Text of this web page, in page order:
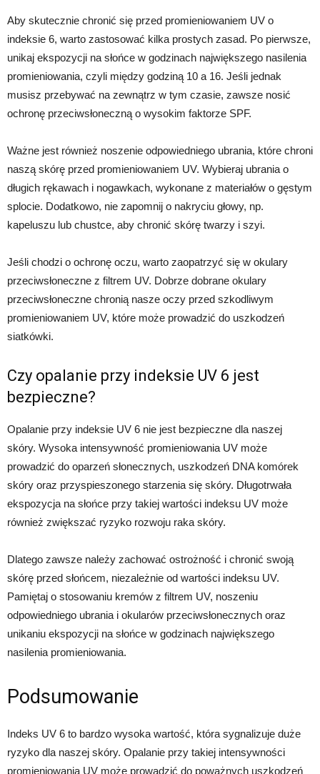
Aby skutecznie chronić się przed promieniowaniem UV o
indeksie 6, warto zastosować kilka prostych zasad. Po pierwsze,
unikaj ekspozycji na słońce w godzinach największego nasilenia
promieniowania, czyli między godziną 10 a 16. Jeśli jednak
musisz przebywać na zewnątrz w tym czasie, zawsze nosić
ochronę przeciwsłoneczną o wysokim faktorze SPF.
Ważne jest również noszenie odpowiedniego ubrania, które chroni
naszą skórę przed promieniowaniem UV. Wybieraj ubrania o
długich rękawach i nogawkach, wykonane z materiałów o gęstym
splocie. Dodatkowo, nie zapomnij o nakryciu głowy, np.
kapeluszu lub chustce, aby chronić skórę twarzy i szyi.
Jeśli chodzi o ochronę oczu, warto zaopatrzyć się w okulary
przeciwsłoneczne z filtrem UV. Dobrze dobrane okulary
przeciwsłoneczne chronią nasze oczy przed szkodliwym
promieniowaniem UV, które może prowadzić do uszkodzeń
siatkówki.
Czy opalanie przy indeksie UV 6 jest
bezpieczne?
Opalanie przy indeksie UV 6 nie jest bezpieczne dla naszej
skóry. Wysoka intensywność promieniowania UV może
prowadzić do oparzeń słonecznych, uszkodzeń DNA komórek
skóry oraz przyspieszonego starzenia się skóry. Długotrwała
ekspozycja na słońce przy takiej wartości indeksu UV może
również zwiększać ryzyko rozwoju raka skóry.
Dlatego zawsze należy zachować ostrożność i chronić swoją
skórę przed słońcem, niezależnie od wartości indeksu UV.
Pamiętaj o stosowaniu kremów z filtrem UV, noszeniu
odpowiedniego ubrania i okularów przeciwsłonecznych oraz
unikaniu ekspozycji na słońce w godzinach największego
nasilenia promieniowania.
Podsumowanie
Indeks UV 6 to bardzo wysoka wartość, która sygnalizuje duże
ryzyko dla naszej skóry. Opalanie przy takiej intensywności
promieniowania UV może prowadzić do poważnych uszkodzeń